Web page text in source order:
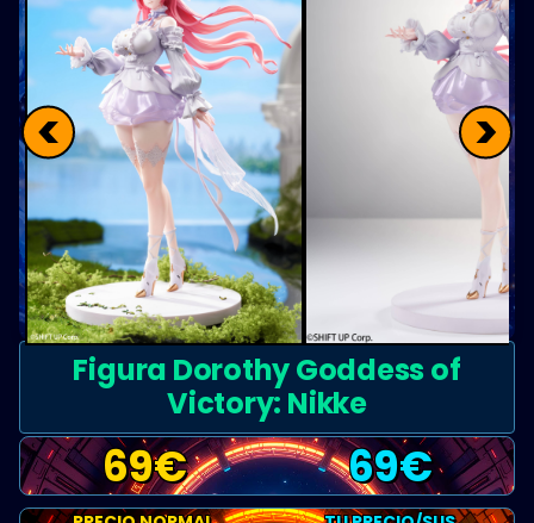
< >
Figura Dorothy Goddess of
Victory: Nikke
69€ 69€